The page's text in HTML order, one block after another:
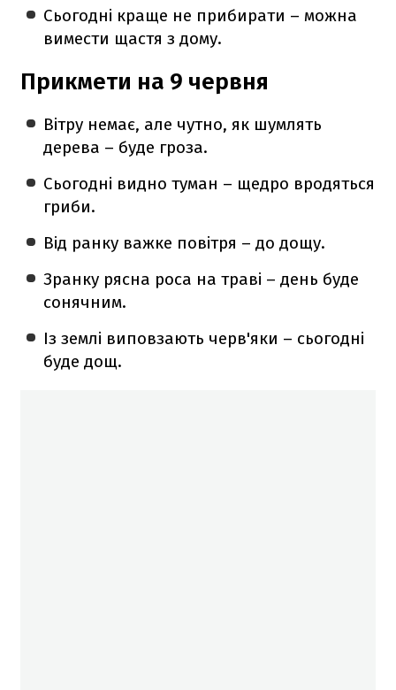
Сьогодні краще не прибирати – можна
вимести щастя з дому.
Прикмети на 9 червня
Вітру немає, але чутно, як шумлять
дерева – буде гроза.
Сьогодні видно туман – щедро вродяться
гриби.
Від ранку важке повітря – до дощу.
Зранку рясна роса на траві – день буде
сонячним.
Із землі виповзають черв'яки – сьогодні
буде дощ.